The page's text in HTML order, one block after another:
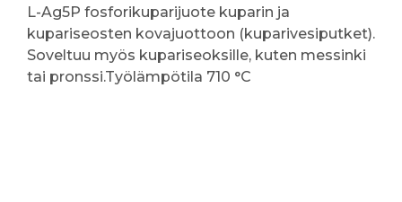
L-Ag5P fosforikuparijuote kuparin ja
kupariseosten kovajuottoon (kuparivesiputket).
Soveltuu myös kupariseoksille, kuten messinki
tai pronssi.Työlämpötila 710 °C